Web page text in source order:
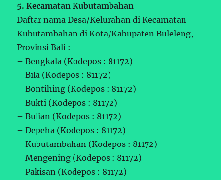
5. Kecamatan Kubutambahan
Daftar nama Desa/Kelurahan di Kecamatan
Kubutambahan di Kota/Kabupaten Buleleng,
Provinsi Bali :
– Bengkala (Kodepos : 81172)
– Bila (Kodepos : 81172)
– Bontihing (Kodepos : 81172)
– Bukti (Kodepos : 81172)
– Bulian (Kodepos : 81172)
– Depeha (Kodepos : 81172)
– Kubutambahan (Kodepos : 81172)
– Mengening (Kodepos : 81172)
– Pakisan (Kodepos : 81172)